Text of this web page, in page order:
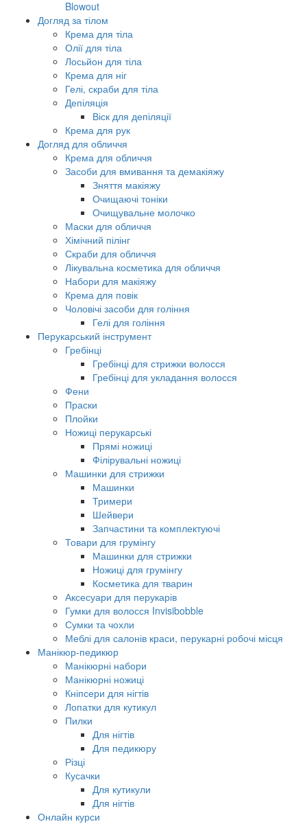
Blowout
Догляд за тілом
Крема для тіла
Олії для тіла
Лосьйон для тіла
Крема для ніг
Гелі, скраби для тіла
Депіляція
Віск для депіляції
Крема для рук
Догляд для обличчя
Крема для обличчя
Засоби для вмивання та демакіяжу
Зняття макіяжу
Очищаючі тоніки
Очищувальне молочко
Маски для обличчя
Хімічний пілінг
Скраби для обличчя
Лікувальна косметика для обличчя
Набори для макіяжу
Крема для повік
Чоловічі засоби для гоління
Гелі для гоління
Перукарський інструмент
Гребінці
Гребінці для стрижки волосся
Гребінці для укладання волосся
Фени
Праски
Плойки
Ножиці перукарські
Прямі ножиці
Філірувальні ножиці
Машинки для стрижки
Машинки
Тримери
Шейвери
Запчастини та комплектуючі
Товари для грумінгу
Машинки для стрижки
Ножиці для грумінгу
Косметика для тварин
Аксесуари для перукарів
Гумки для волосся Invisibobble
Сумки та чохли
Меблі для салонів краси, перукарні робочі місця
Манікюр-педикюр
Манікюрні набори
Манікюрні ножиці
Кніпсери для нігтів
Лопатки для кутикул
Пилки
Для нігтів
Для педикюру
Різці
Кусачки
Для кутикули
Для нігтів
Онлайн курси